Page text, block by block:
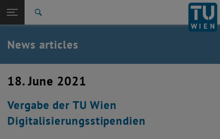
TU Login
Quicklinks
Toggle quicklinks menu
Studies
Career
Back: list subpages of parent page News
Back to:
News
News articles
News articles
18. June 2021
Vergabe der TU Wien
Digitalisierungsstipendien